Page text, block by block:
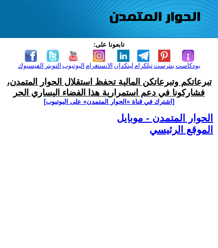
تابعونا على:
الفيسبوك التويتر اليوتيوب الانستغرام لينكدإن تيلكرامبنترست بودكاست
تبرعاتكم وتبرعاتكن المالية تحفظ استقلال الحوار المتمدن،
فشاركونا في دعم استمرارية هذا الفضاء اليساري الحر
[اشترك في قناة ‫«الحوار المتمدن» على اليوتيوب]
الحوار المتمدن - موبايل
الموقع الرئيسي